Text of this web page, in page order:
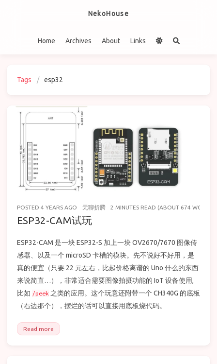
NekoHouse
Home Archives About Links
Tags esp32
POSTED 4 YEARS AGO 无聊折腾 2 MINUTES READ (ABOUT 674 WORDS)
ESP32-CAM试玩
ESP32-CAM 是一块 ESP32-S 加上一块 OV2670/7670 图像传
感器、以及一个 microSD 卡槽的模块。先不说好不好用，是
真的便宜（只要 22 元左右，比起价格离谱的 Uno 什么的东西
来说简直…），非常适合需要图像拍摄功能的 IoT 设备使用,
比如 /peek 之类的应用。这个玩意还附带一个 CH340G 的底板
（右边那个），摆烂的话可以直接用底板烧代码。
Read more